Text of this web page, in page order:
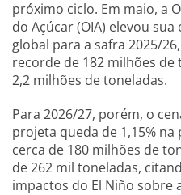
próximo ciclo. Em maio, a
do Açúcar (OIA) elevou
global para a safra 2025/
recorde de 182 milhões de
2,2 milhões de toneladas.
Para 2026/27, porém, o
projeta queda de 1,15%
cerca de 180 milhões de
de 262 mil toneladas,
impactos do El Niño sobre